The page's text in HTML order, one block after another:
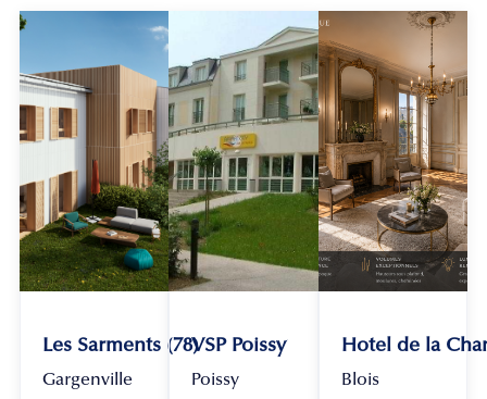
Les Sarments (78)
Gargenville
VSP Poissy
Poissy
Hotel de la
Blois